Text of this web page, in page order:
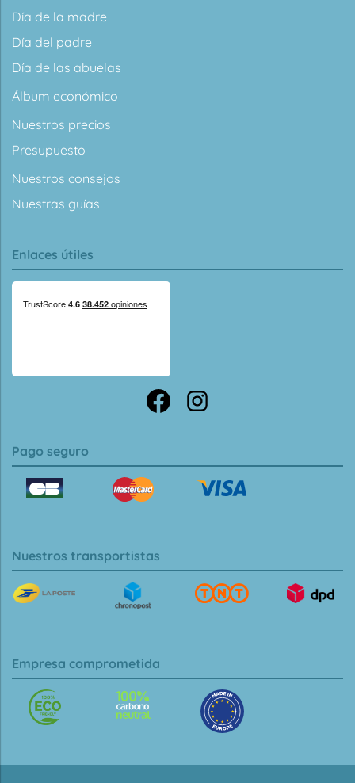
Día de la madre
Día del padre
Día de las abuelas
Álbum económico
Nuestros precios
Presupuesto
Nuestros consejos
Nuestras guías
Enlaces útiles
Pago seguro
Nuestros transportistas
Empresa comprometida